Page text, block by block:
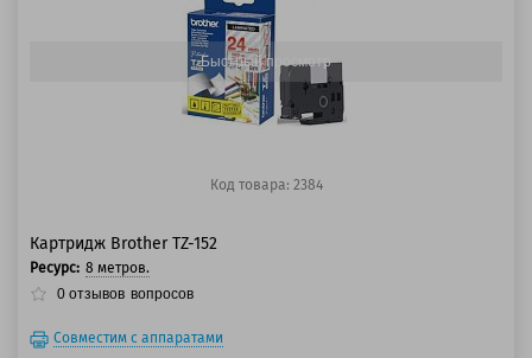
Быстрый просмотр
Код товара: 2384
Картридж Brother TZ-152
Ресурс: 8 метров.
0 отзывов вопросов
Совместим с аппаратами